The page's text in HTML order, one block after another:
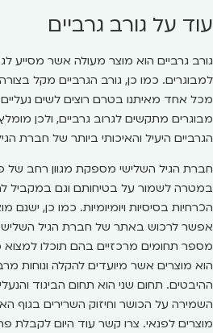
עוד על גורב גרביים
גורב גרביים הוא מוצר מעולה אשר מסייע
למבוגרים. כמו כן, גורב הגרביים מקל
מכל אחד מאיתנו בטרם רוצים לשים
מבוגרים מתקשים לגרוב גרביים, ולכן
הגרביים היעיל והאיכותי ביותר של חברת
חברת הגיל השלישי מספקת מגוון רחב של
במטרה לשמור על בטיחותם וגם במקביל
הכרחיות בסיסיות ויומיומיות. כמו כן, ישנם
אפשר לרכוש באתר של חברת הגיל
מספר תחומים מרכזיים בהם תוכלו למצוא
הוא מוצרים אשר מיועדים להקלה ונוחות
ההיבטים. תחום שני הוא תחום הביגוד
השמירה על הכושר וחיזוק השרירים בגוף
מוצרים לפנאי. צרו קשר עוד היום לקבלת